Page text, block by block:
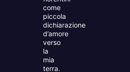
come
piccola
dichiarazione
d’amore
verso
la
mia
terra.